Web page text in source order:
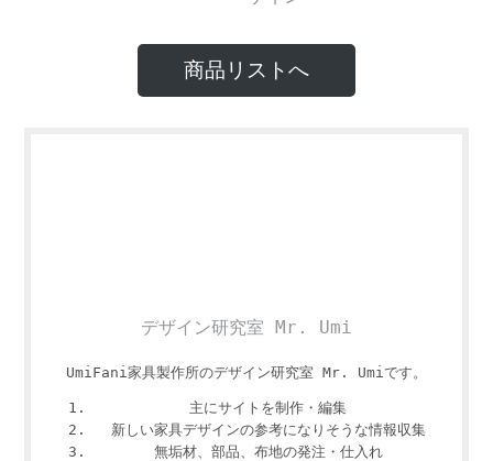
商品リストへ
デザイン研究室 Mr. Umi
UmiFani家具製作所のデザイン研究室 Mr. Umiです。
主にサイトを制作・編集
新しい家具デザインの参考になりそうな情報収集
無垢材、部品、布地の発注・仕入れ